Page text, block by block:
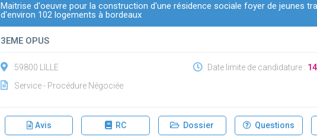
Maitrise d'oeuvre pour la construction d'une résidence sociale foyer de jeunes
d'environ 102 logements à bordeaux
3EME OPUS
59800 LILLE
Service - Procédure Négociée
Date limite de candidature :
Avis RC Dossier Questions